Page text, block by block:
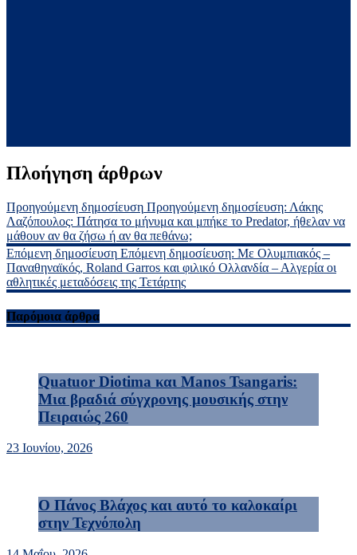
Πλοήγηση άρθρων
Προηγούμενη δημοσίευση Προηγούμενη δημοσίευση: Λάκης
Λαζόπουλος: Πάτησα το μήνυμα και μπήκε το Predator, ήθελαν να
μάθουν αν θα ζήσω ή αν θα πεθάνω;
Επόμενη δημοσίευση Επόμενη δημοσίευση: Με Ολυμπιακός –
Παναθηναϊκός, Roland Garros και φιλικό Ολλανδία – Αλγερία οι
αθλητικές μεταδόσεις της Τετάρτης
Παρόμοια άρθρα
Quatuor Diotima και Manos Tsangaris:
Μια βραδιά σύγχρονης μουσικής στην
Πειραιώς 260
23 Ιουνίου, 2026
Ο Πάνος Βλάχος και αυτό το καλοκαίρι
στην Τεχνόπολη